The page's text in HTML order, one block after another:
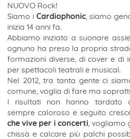
NUOVO Rock!
Siamo i Cardiophonic, siamo
inizia 14 anni fa.
Abbiamo iniziato a suonare
ognuno ha preso la propria
formazioni diverse, di cover e di
per spettacoli teatrali e musical.
Nel 2012, tra tanta gente ci
comune, voglia di fare ma
I risultati non hanno tardato
sempre caloroso e seguito
che vive per i concerti, vogliamo
chissà e calcare più palchi